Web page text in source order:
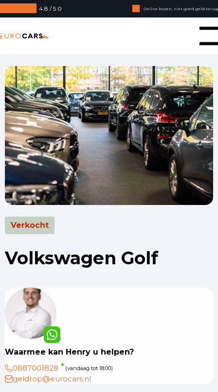
4.8 / 5.0
Online kopen, niet goed geld terug
Financial lease - Soepele acceptatie
Verkocht
Volkswagen Golf
Waarmee kan Henry u helpen?
0887001828
(vandaag tot 18:00)
geldrop@eurocars.nl